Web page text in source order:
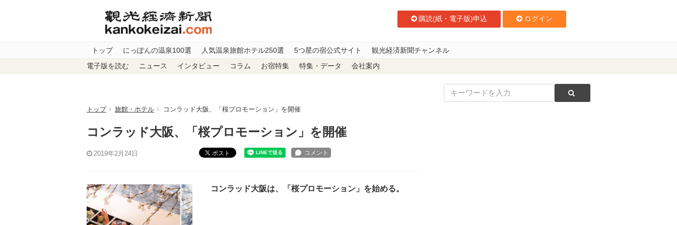
購読(紙・電子版)申込 ログイン
トップ にっぽんの温泉100選 人気温泉旅館ホテル250選 5つ星の宿公式サイト 観光経済新聞チャンネル
電子版を読む ニュース インタビュー コラム お宿特集 特集・データ 会社案内
トップ 旅館・ホテル コンラッド大阪、「桜プロモーション」を開催
コンラッド大阪、「桜プロモーション」を開催
2019年2月24日 ポスト
コンラッド大阪は、「桜プロモーション」を始める。